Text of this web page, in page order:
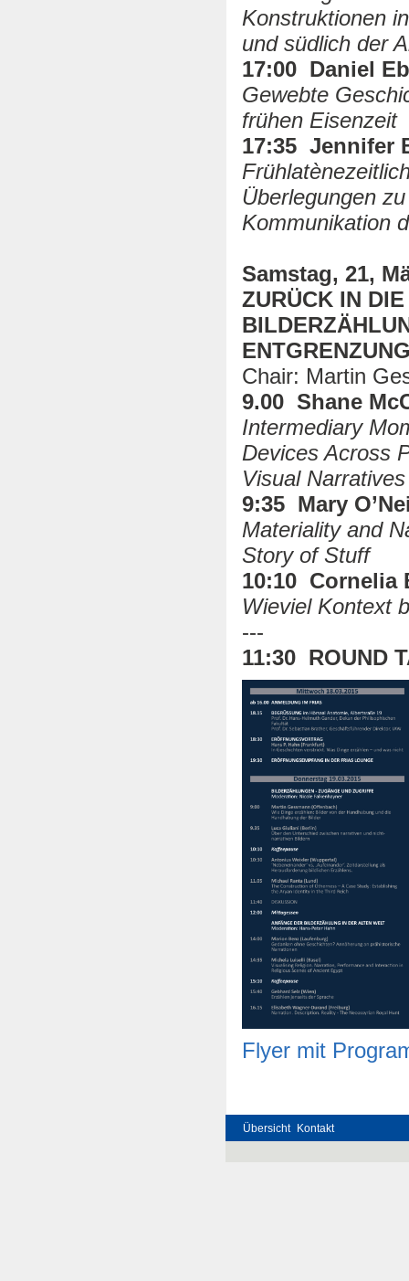
Konstruktionen
und südlich der
17:00 Daniel
Gewebte
frühen Eisenzeit
17:35 Jennifer
Überlegungen
Kommunikation
Samstag, 21,
ZURÜCK IN
Chair: Martin
9.00 Shane
Intermediary
Devices Across
Visual Narratives
9:35 Mary
Materiality and
Story of Stuff
10:10 Cornelia
Wieviel Kontext
---
11:30 ROUND
Flyer mit
Übersicht Kontakt